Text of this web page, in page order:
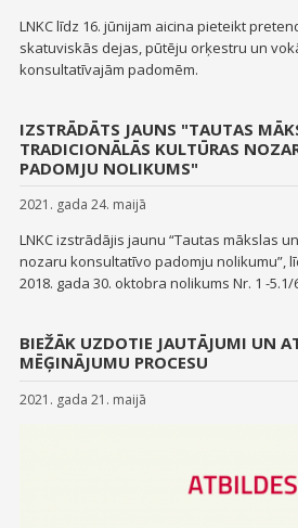
LNKC līdz 16. jūnijam aicina pieteikt
skatuviskās dejas, pūtēju orķestru un
konsultatīvajām padomēm.
IZSTRĀDĀTS JAUNS "TAUTAS
TRADICIONĀLĀS KULTŪRAS
PADOMJU NOLIKUMS"
2021. gada 24. maijā
LNKC izstrādājis jaunu “Tautas mākslas
nozaru konsultatīvo padomju nolikumu”,
2018. gada 30. oktobra nolikums Nr. 1 -5.1/
BIEŽĀK UZDOTIE JAUTĀJUMI UN
MĒĢINĀJUMU PROCESU
2021. gada 21. maijā